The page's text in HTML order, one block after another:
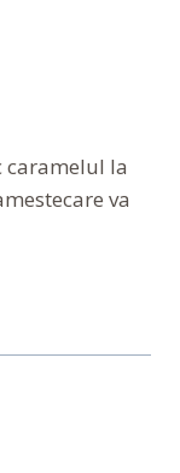
caramelul la
va